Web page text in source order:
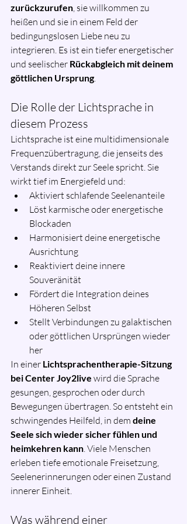
zurückzurufen, sie willkommen zu
heißen und sie in einem Feld der
bedingungslosen Liebe neu zu
integrieren. Es ist ein tiefer energetischer
und seelischer Rückabgleich mit deinem
göttlichen Ursprung.
Die Rolle der Lichtsprache in
diesem Prozess
Lichtsprache ist eine multidimensionale
Frequenzübertragung, die jenseits des
Verstands direkt zur Seele spricht. Sie
wirkt tief im Energiefeld und:
Aktiviert schlafende Seelenanteile
Löst karmische oder energetische
Blockaden
Harmonisiert deine energetische
Ausrichtung
Reaktiviert deine innere
Souveränität
Fördert die Integration deines
Höheren Selbst
Stellt Verbindungen zu galaktischen
oder göttlichen Ursprüngen wieder
her
In einer Lichtsprachentherapie-Sitzung
bei Center Joy2live wird die Sprache
gesungen, gesprochen oder durch
Bewegungen übertragen. So entsteht ein
schwingendes Heilfeld, in dem deine
Seele sich wieder sicher fühlen und
heimkehren kann. Viele Menschen
erleben tiefe emotionale Freisetzung,
Seelenerinnerungen oder einen Zustand
innerer Einheit.
Was während einer